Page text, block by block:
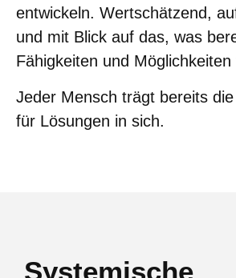
entwickeln. Wertschätzend,
und mit Blick auf das, was
Fähigkeiten und
Jeder Mensch trägt bereits
für Lösungen in sich.
Systemische